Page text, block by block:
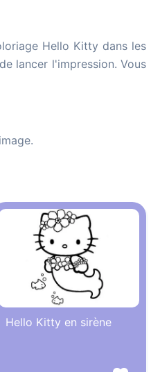
Hello Kitty dans les
lancer l'impression. Vous
Hello Kitty en sirène